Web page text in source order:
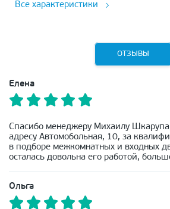
Все характеристики
ОТЗЫВЫ
Елена
Спасибо менеджеру Михаилу
адресу Автомобольная, 10, за
в подборе межкомнатных и входных
осталась довольна его работой,
Ольга